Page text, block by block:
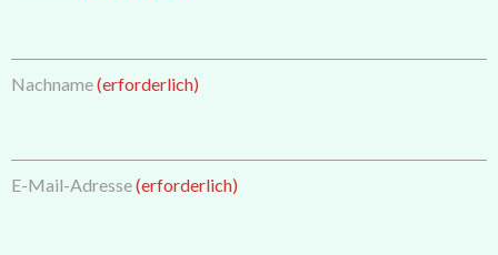
Nachname(erforderlich)
E-Mail-Adresse(erforderlich)